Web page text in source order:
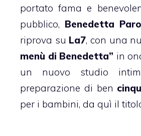
portato fama e
pubblico, Benedetta
riprova su La7, con una
menù di Benedetta” in
un nuovo studio
preparazione di ben
per i bambini, da quì il